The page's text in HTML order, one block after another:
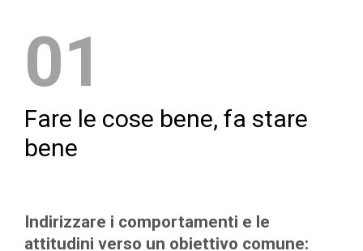
01
Fare le cose bene, fa stare
bene
Indirizzare i comportamenti e le
attitudini verso un obiettivo comune: